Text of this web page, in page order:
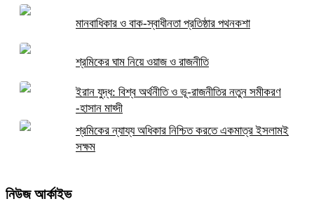
মানবাধিকার ও বাক-স্বাধীনতা প্রতিষ্ঠার পথনকশা
শ্রমিকের ঘাম নিয়ে ওয়াজ ও রাজনীতি
ইরান যুদ্ধ: বিশ্ব অর্থনীতি ও ভূ-রাজনীতির নতুন সমীকরণ
-হাসান মাহ্দী
শ্রমিকের ন্যায্য অধিকার নিশ্চিত করতে একমাত্র ইসলামই
সক্ষম
নিউজ আর্কাইভ